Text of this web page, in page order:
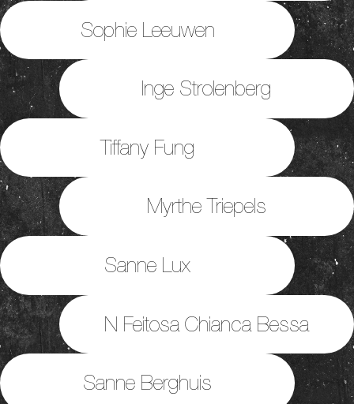
Sophie Leeuwen
Inge Strolenberg
Tiffany Fung
Myrthe Triepels
Sanne Lux
N Feitosa Chianca Bessa
Sanne Berghuis